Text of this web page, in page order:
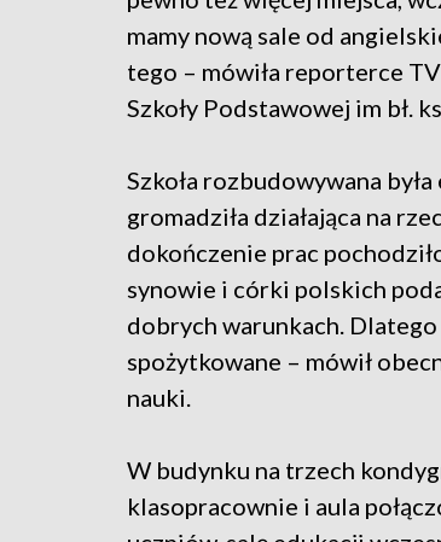
mamy nową sale od
tego – mówiła reporterce
Szkoły Podstawowej im bł.
Szkoła rozbudowywana
gromadziła działająca na
dokończenie prac
synowie i córki polskich
dobrych warunkach.
spożytkowane – mówił
nauki.
W budynku na trzech
klasopracownie i aula